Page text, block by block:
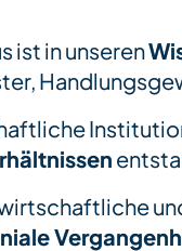
ist in unseren